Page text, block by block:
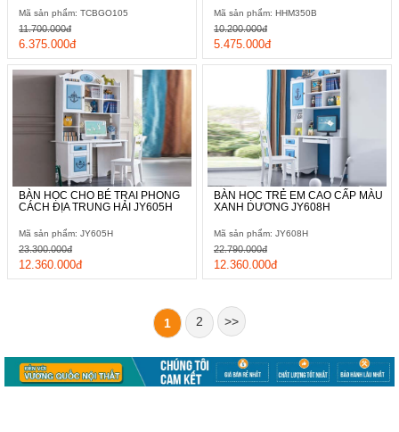
Mã sản phẩm: TCBGO105
6.375.000đ
11.700.000đ
Mã sản phẩm: HHM350B
5.475.000đ
10.200.000đ
BÀN HỌC CHO BÉ TRAI PHONG
CÁCH ĐỊA TRUNG HẢI JY605H
Mã sản phẩm: JY605H
12.360.000đ
23.300.000đ
BÀN HỌC TRẺ EM CAO CẤP MÀU
XANH DƯƠNG JY608H
Mã sản phẩm: JY608H
12.360.000đ
22.790.000đ
1 2 >>